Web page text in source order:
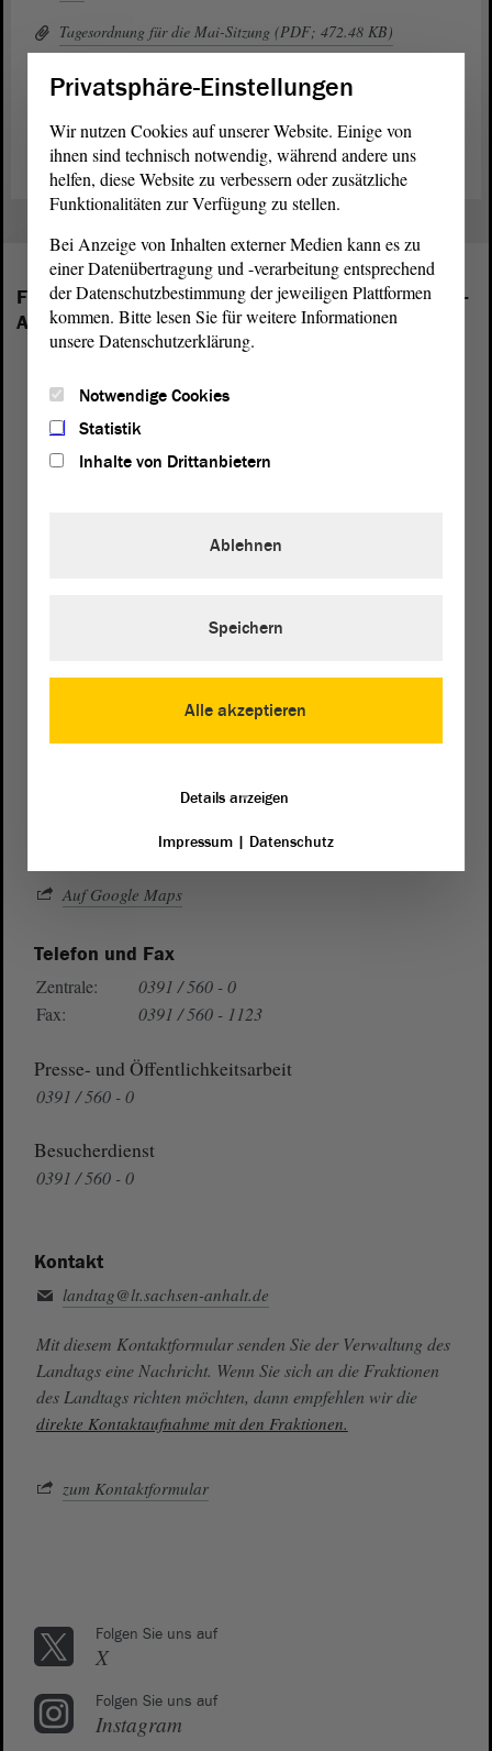
Tagesordnung für die Mai-Sitzung (PDF; 472.48 KB)
Übersichtsseite für die Mai-Sitzung (Link)
Zeitplan für die Mai-Sitzung (PDF; 81.82 KB)
Folgende Fraktionen sind im Landtag von Sachsen-
Anhalt vertreten:
Landtagvon Sachsen-Anhalt
Auf Google Maps
Telefon und Fax
Zentrale:
0391 / 560 - 0
Fax:
0391 / 560 - 1123
Presse- und Öffentlichkeitsarbeit
0391 / 560 - 0
Besucherdienst
0391 / 560 - 0
Kontakt
landtag@lt.sachsen-anhalt.de
Mit diesem Kontaktformular senden Sie der Verwaltung des
Landtags eine Nachricht. Wenn Sie sich an die Fraktionen
des Landtags richten möchten, dann empfehlen wir die
direkte Kontaktaufnahme mit den Fraktionen.
zum Kontaktformular
Folgen Sie uns auf
X
Folgen Sie uns auf
Instagram
Privatsphäre-Einstellungen
Wir nutzen Cookies auf unserer Website. Einige von
ihnen sind technisch notwendig, während andere uns
helfen, diese Website zu verbessern oder zusätzliche
Funktionalitäten zur Verfügung zu stellen.
Bei Anzeige von Inhalten externer Medien kann es zu
einer Datenübertragung und -verarbeitung entsprechend
der Datenschutzbestimmung der jeweiligen Plattformen
kommen. Bitte lesen Sie für weitere Informationen
unsere Datenschutzerklärung.
Notwendige Cookies
Statistik
Inhalte von Drittanbietern
Alle akzeptieren
Ablehnen
Speichern
Details anzeigen
Impressum| Datenschutz